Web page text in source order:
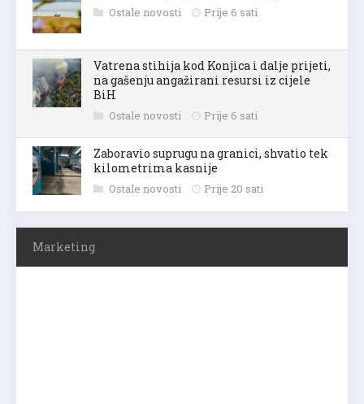
Ostale novosti Prije 6 sati
Vatrena stihija kod Konjica i dalje prijeti,
na gašenju angažirani resursi iz cijele
BiH
Ostale novosti Prije 6 sati
Zaboravio suprugu na granici, shvatio tek
kilometrima kasnije
Ostale novosti Prije 20 sati
Marketing